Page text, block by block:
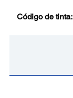
Código de tinta: